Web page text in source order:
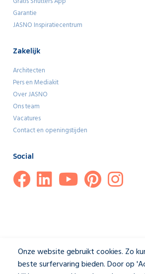
Garantie
JASNO Inspiratiecentrum
Zakelijk
Architecten
Pers en Mediakit
Over JASNO
Ons team
Vacatures
Contact en openingstijden
Social
Onze website gebruikt cookies. Zo
beste surfervaring bieden. Door op